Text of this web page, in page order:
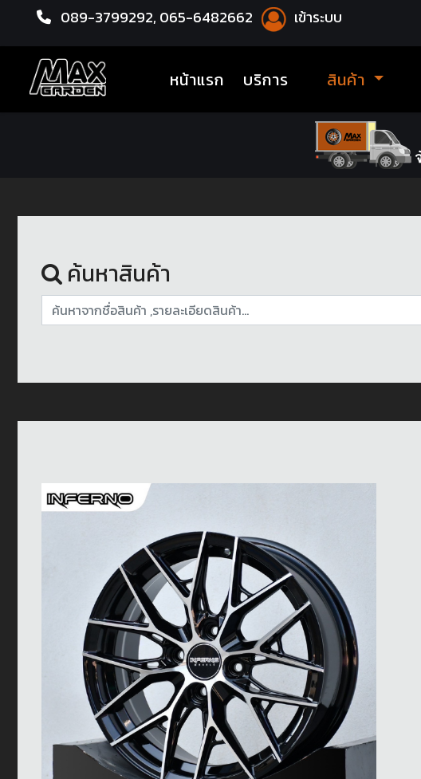
089-3799292, 065-6482662 เข้าระบบ
หน้าแรก(current)
บริการ สินค้า
หน้าแรก ล้อแม็กซ์
ค้นหาสินค้า